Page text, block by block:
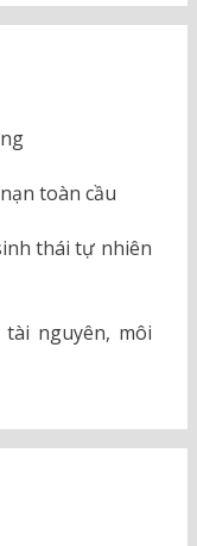
toàn cầu
thái tự nhiên
nguyên, môi